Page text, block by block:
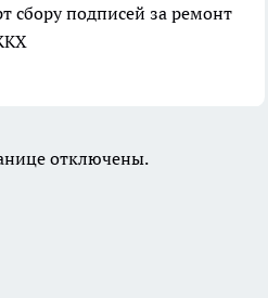
сбору подписей за ремонт
отключены.